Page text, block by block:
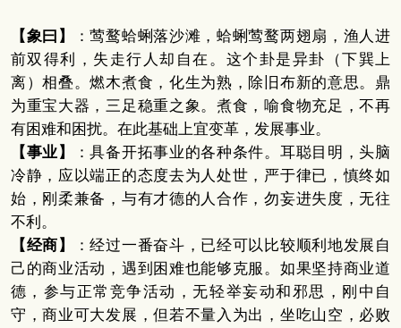
【象曰】
：莺鹜蛤蜊落沙滩，蛤蜊莺鹜两翅扇，渔人进
前双得利，失走行人却自在。这个卦是异卦（下巽上
离）相叠。燃木煮食，化生为熟，除旧布新的意思。鼎
为重宝大器，三足稳重之象。煮食，喻食物充足，不再
有困难和困扰。在此基础上宜变革，发展事业。
【事业】
：具备开拓事业的各种条件。耳聪目明，头脑
冷静，应以端正的态度去为人处世，严于律已，慎终如
始，刚柔兼备，与有才德的人合作，勿妄进失度，无往
不利。
【经商】
：经过一番奋斗，已经可以比较顺利地发展自
己的商业活动，遇到困难也能够克服。如果坚持商业道
德，参与正常竞争活动，无轻举妄动和邪思，刚中自
守，商业可大发展，但若不量入为出，坐吃山空，必败